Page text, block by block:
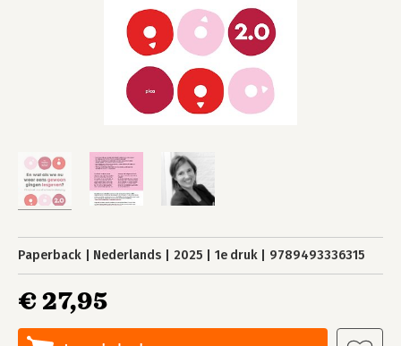
Paperback Nederlands 2025 1e druk 9789493336315
€ 27,95